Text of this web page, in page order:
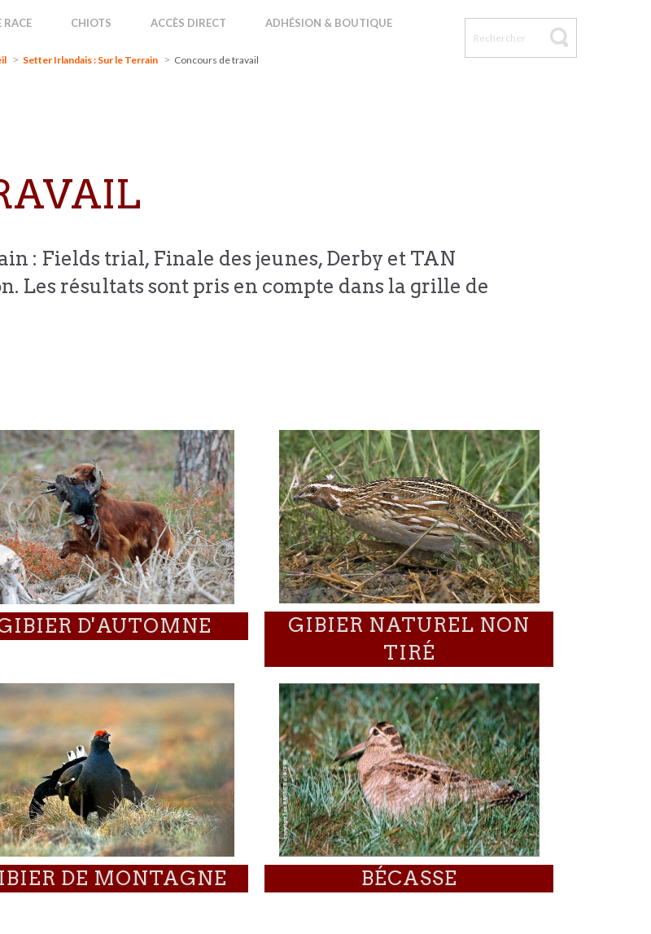
RACE CHIOTS ACCÈS DIRECT ADHÉSION & BOUTIQUE
Setter Irlandais : Sur le Terrain Concours de travail
: Fields trial, Finale des jeunes, Derby et TAN
Les résultats sont pris en compte dans la grille de
D'AUTOMNE
GIBIER NATUREL NON
TIRÉ
DE MONTAGNE BÉCASSE